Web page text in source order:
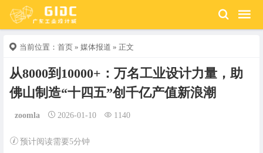
当前位置： 首页 » 媒体报道 » 正文
从8000到10000+：万名工业设计力量，助
佛山制造“十四五”创千亿产值新浪潮
zoomla 2026-01-10 1140
预计阅读需要5分钟